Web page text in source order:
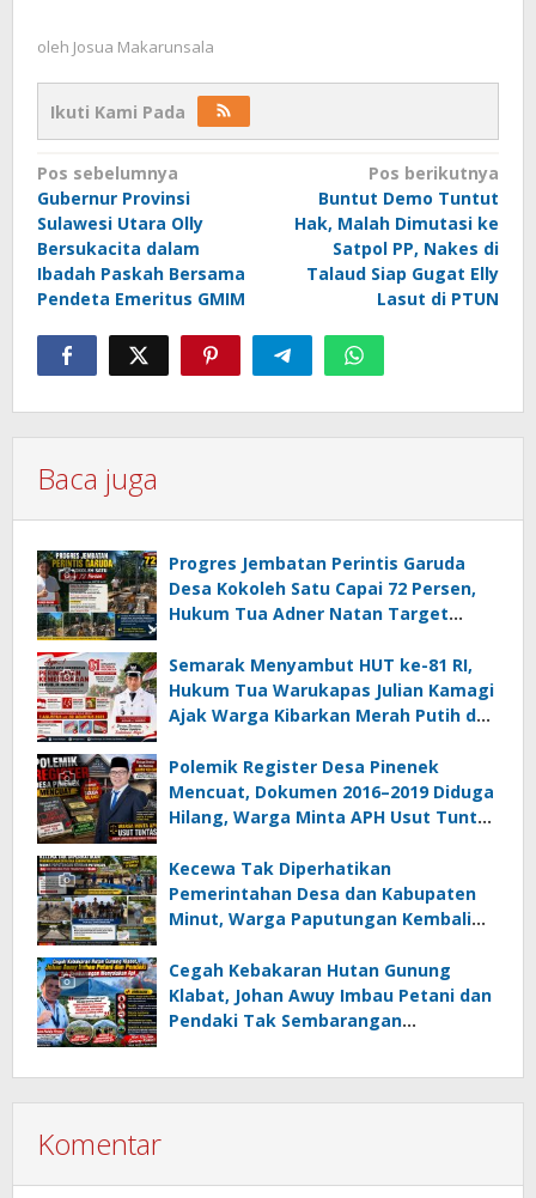
oleh Josua Makarunsala
Ikuti Kami Pada
Navigasi
pos
Pos sebelumnya
Gubernur Provinsi
Sulawesi Utara Olly
Bersukacita dalam
Ibadah Paskah Bersama
Pendeta Emeritus GMIM
Pos berikutnya
Buntut Demo Tuntut
Hak, Malah Dimutasi ke
Satpol PP, Nakes di
Talaud Siap Gugat Elly
Lasut di PTUN
Baca juga
Progres Jembatan Perintis Garuda
Desa Kokoleh Satu Capai 72 Persen,
Hukum Tua Adner Natan Target
Semarak Menyambut HUT ke-81 RI,
Hukum Tua Warukapas Julian Kamagi
Ajak Warga Kibarkan Merah Putih dan
Polemik Register Desa Pinenek
Mencuat, Dokumen 2016–2019 Diduga
Hilang, Warga Minta APH Usut Tuntas
Kumtua HK
Kecewa Tak Diperhatikan
Pemerintahan Desa dan Kabupaten
Minut, Warga Paputungan Kembali
Tambatan Perahu
Cegah Kebakaran Hutan Gunung
Klabat, Johan Awuy Imbau Petani dan
Pendaki Tak Sembarangan
Komentar